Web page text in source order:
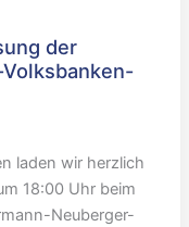
der
laden wir herzlich
18:00 Uhr beim
Neuberger-